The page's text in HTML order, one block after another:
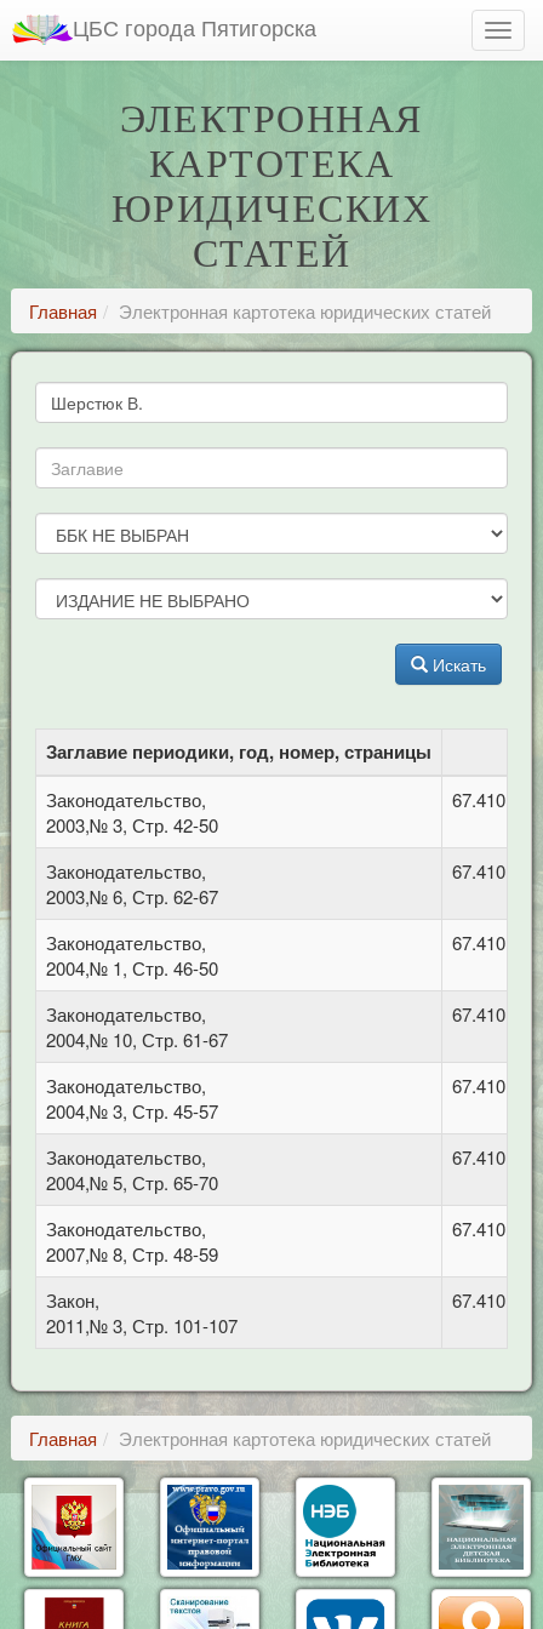
ЦБС города Пятигорска
ЭЛЕКТРОННАЯ
КАРТОТЕКА
ЮРИДИЧЕСКИХ
СТАТЕЙ
Главная Электронная картотека юридических статей
Искать
Заглавие периодики, год, номер, страницы
Законодательство,
2003,№ 3, Стр. 42-50
67.410
Законодательство,
2003,№ 6, Стр. 62-67
67.410
Законодательство,
2004,№ 1, Стр. 46-50
67.410
Законодательство,
2004,№ 10, Стр. 61-67
67.410
Законодательство,
2004,№ 3, Стр. 45-57
67.410
Законодательство,
2004,№ 5, Стр. 65-70
67.410
Законодательство,
2007,№ 8, Стр. 48-59
67.410
Закон,
2011,№ 3, Стр. 101-107
67.410
Главная Электронная картотека юридических статей